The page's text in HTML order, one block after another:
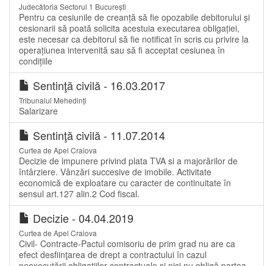
Judecătoria Sectorul 1 București
Pentru ca cesiunile de creanță să fie opozabile debitorului și
cesionarii să poată solicita acestuia executarea obligației,
este necesar ca debitorul să fie notificat în scris cu privire la
operațiunea intervenită sau să fi acceptat cesiunea în
condițiile
Sentinţă civilă - 16.03.2017
Tribunalul Mehedinți
Salarizare
Sentinţă civilă - 11.07.2014
Curtea de Apel Craiova
Decizie de impunere privind plata TVA si a majorărilor de
întârziere. Vânzări succesive de imobile. Activitate
economică de exploatare cu caracter de continuitate în
sensul art.127 alin.2 Cod fiscal.
Decizie - 04.04.2019
Curtea de Apel Craiova
Civil- Contracte-Pactul comisoriu de prim grad nu are ca
efect desfiinţarea de drept a contractului în cazul